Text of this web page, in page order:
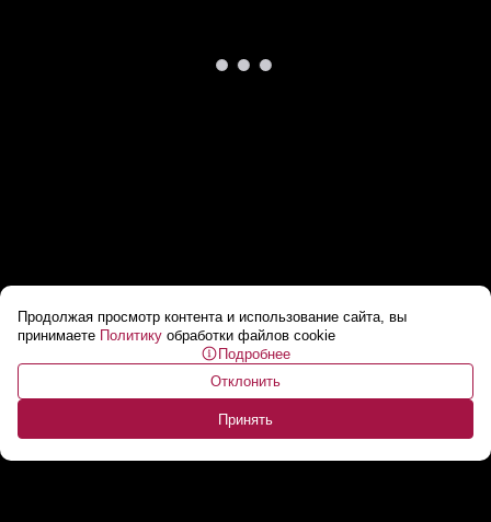
Продолжая просмотр контента и использование сайта, вы
принимаете Политику обработки файлов cookie
Подробнее
Отклонить
Принять
Трамп о встрече Путина и Си Цзиньпина: Я
лажу с обоими! // РЕАКЦИЯ на церемонию в